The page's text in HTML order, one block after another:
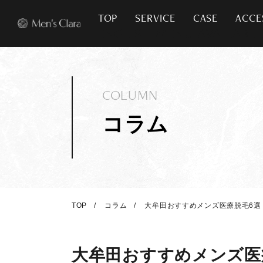
TOP SERVICE CASE
コラム
COLUMN
TOP コラム 大牟田おすすめメンズ医療脱毛6
大牟田おすすめメンズ